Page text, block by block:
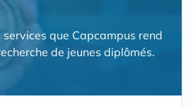
que Capcampus rend
de jeunes diplômés.